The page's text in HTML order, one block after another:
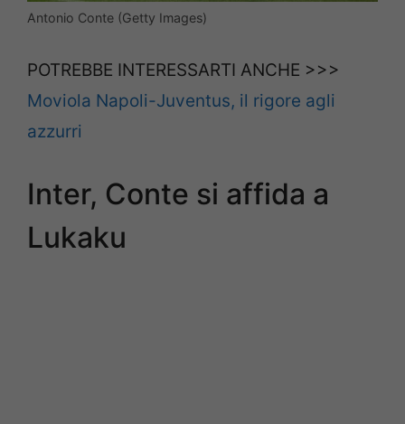
Antonio Conte (Getty Images)
POTREBBE INTERESSARTI ANCHE >>>
Moviola Napoli-Juventus, il rigore agli
azzurri
Inter, Conte si affida a
Lukaku